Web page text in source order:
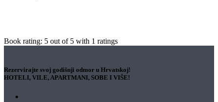
Book rating: 5 out of 5 with 1 ratings
Rezervirajte svoj godišnji odmor u Hrvatskoj!
HOTELI, VILE, APARTMANI, SOBE I VIŠE!